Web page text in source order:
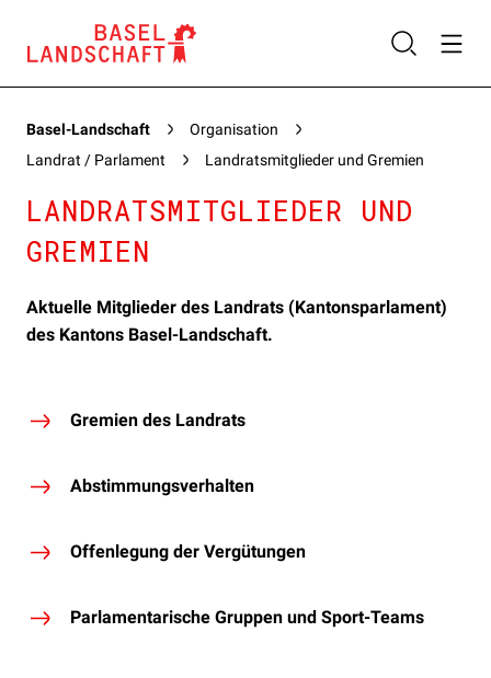
Basel-Landschaft
Organisation
Landrat / Parlament
Landratsmitglieder und Gremien
LANDRATSMITGLIEDER UND
GREMIEN
Aktuelle Mitglieder des Landrats (Kantonsparlament)
des Kantons Basel-Landschaft.
Gremien des Landrats
Abstimmungsverhalten
Offenlegung der Vergütungen
Parlamentarische Gruppen und Sport-Teams